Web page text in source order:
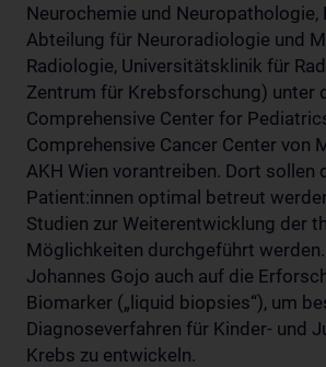
Neurochemie und Neuropathologie,
Abteilung für Neuroradiologie und
Radiologie, Universitätsklinik für
Zentrum für Krebsforschung) unter
Comprehensive Center for
Comprehensive Cancer Center von
AKH Wien vorantreiben. Dort sollen
Patient:innen optimal betreut
Studien zur Weiterentwicklung der
Möglichkeiten durchgeführt
Johannes Gojo auch auf die
Biomarker („liquid biopsies“), um
Diagnoseverfahren für Kinder- und
Krebs zu entwickeln.